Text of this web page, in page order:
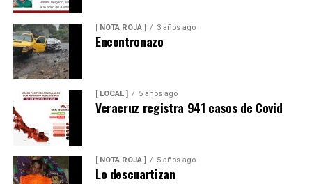
[ NOTA ROJA ] 3 años ago
Encontronazo
[ LOCAL ] 5 años ago
Veracruz registra 941 casos de Covid
[ NOTA ROJA ] 5 años ago
Lo descuartizan